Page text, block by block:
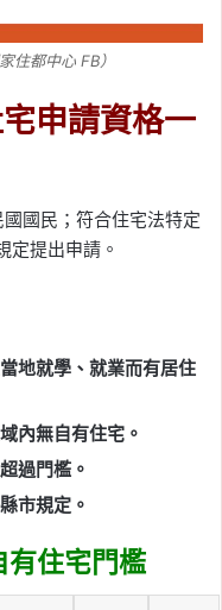
住都中心 FB）
申請資格一
國民；符合住宅法特定
定提出申請。
地就學、就業而有居住
內無自有住宅。
過門檻。
市規定。
住宅門檻